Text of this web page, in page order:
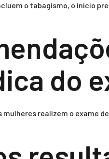
o tabagismo, o início
do
realizem o exame